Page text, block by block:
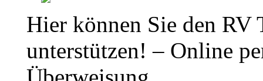
Hier können Sie den RV
unterstützen! – Online
Kampftag:
Thalheim